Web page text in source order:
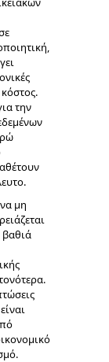
την
μη
βαθιά